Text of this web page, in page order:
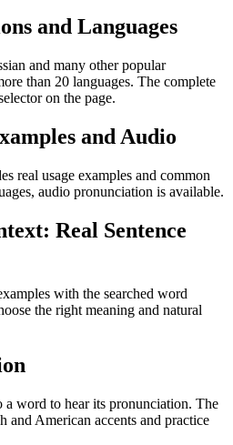
and Languages
and many other popular
than 20 languages. The complete
on the page.
and Audio
real usage examples and common
audio pronunciation is available.
Real Sentence
with the searched word
the right meaning and natural
a word to hear its pronunciation. The
and American accents and practice